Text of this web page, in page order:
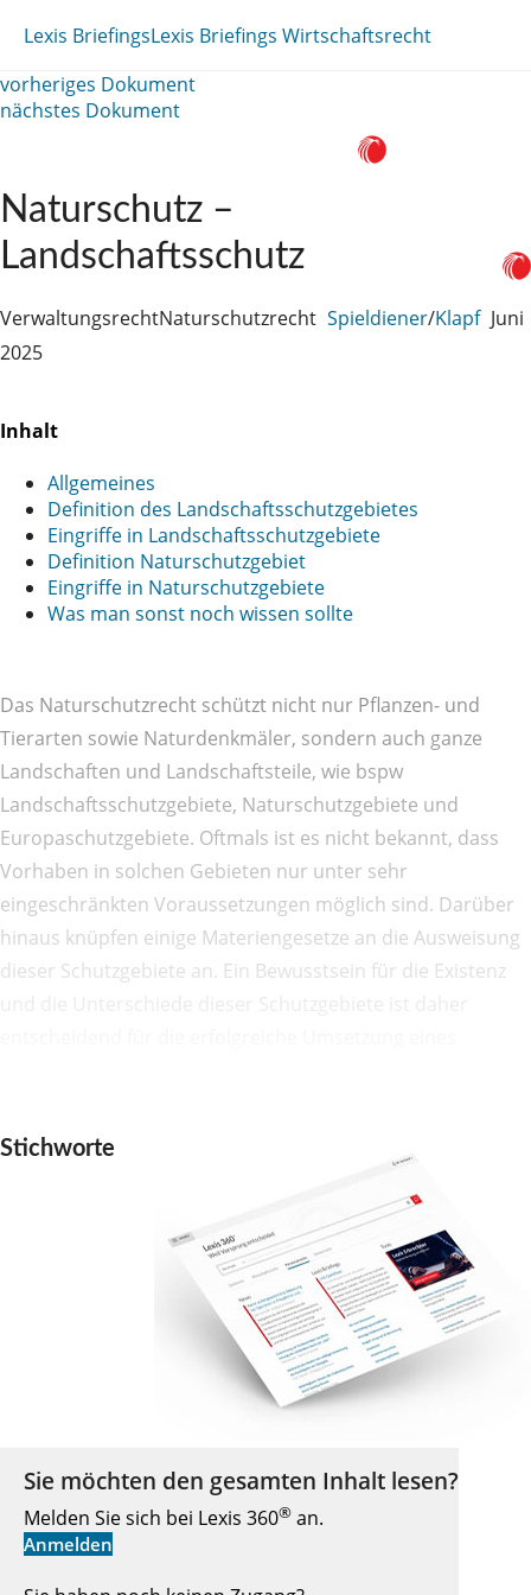
Lexis BriefingsLexis Briefings Wirtschaftsrecht
vorheriges Dokument
nächstes Dokument
Naturschutz –
Landschaftsschutz
VerwaltungsrechtNaturschutzrecht Spieldiener/Klapf Juni
2025
Inhalt
Allgemeines
Definition des Landschaftsschutzgebietes
Eingriffe in Landschaftsschutzgebiete
Definition Naturschutzgebiet
Eingriffe in Naturschutzgebiete
Was man sonst noch wissen sollte
Das Naturschutzrecht schützt nicht nur Pflanzen- und
Tierarten sowie Naturdenkmäler, sondern auch ganze
Landschaften und Landschaftsteile, wie bspw
Landschaftsschutzgebiete, Naturschutzgebiete und
Europaschutzgebiete. Oftmals ist es nicht bekannt, dass
Vorhaben in solchen Gebieten nur unter sehr
eingeschränkten Voraussetzungen möglich sind. Darüber
hinaus knüpfen einige Materiengesetze an die Ausweisung
dieser Schutzgebiete an. Ein Bewusstsein für die Existenz
Sie möchten den gesamten Inhalt lesen?
Melden Sie sich bei Lexis 360® an.
Anmelden
Stichworte